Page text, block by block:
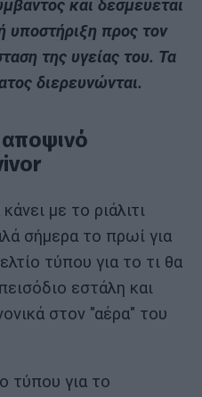
και δεσμεύεται
υποστήριξη προς τον
της υγείας του. Τα
διερευνώνται.
με το ριάλιτι
σήμερα το πρωί για
τύπου για το τι θα
εστάλη και
στον "αέρα" του
τύπου για το